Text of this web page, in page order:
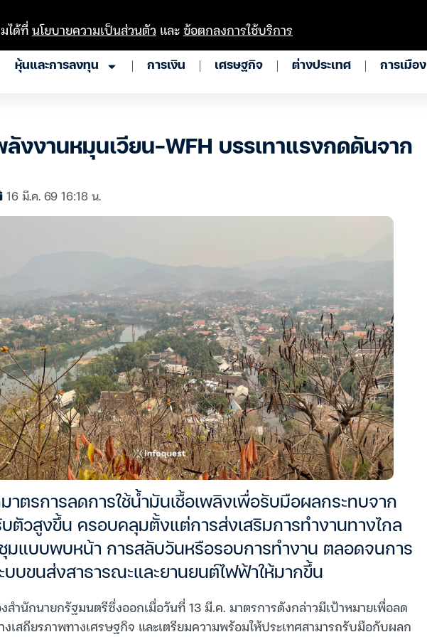
หุ้นและการลงทุน การเงิน เศรษฐกิจ ต่างประเทศ การเมือง
ลังงานหมุนเวียน-WFH บรรเทาแรงกดดันจาก
16 มี.ค. 69 16:18 น.
าตรการลดการใช้น้ำมันเชื้อเพลิงเพื่อรับมือผลกระทบจาก
ตัวสูงขึ้น ครอบคลุมตั้งแต่การส่งเสริมการทำงานทางไกล
มแบบพบหน้า การสลับวันหรือรอบการทำงาน ตลอดจนการ
บบขนส่งสาธารณะและยานยนต์ไฟฟ้าให้มากขึ้น
สำนักนายกรัฐมนตรีซึ่งออกเมื่อวันที่ 13 มี.ค. มาตรการดังกล่าวมีเป้าหมายเพื่อลด
งเสถียรภาพทางเศรษฐกิจ และเตรียมความพร้อมให้ประเทศสามารถรับมือกับผลก
ได้ที่นโยบายความเป็นส่วนตัว และข้อตกลงการใช้บริการ